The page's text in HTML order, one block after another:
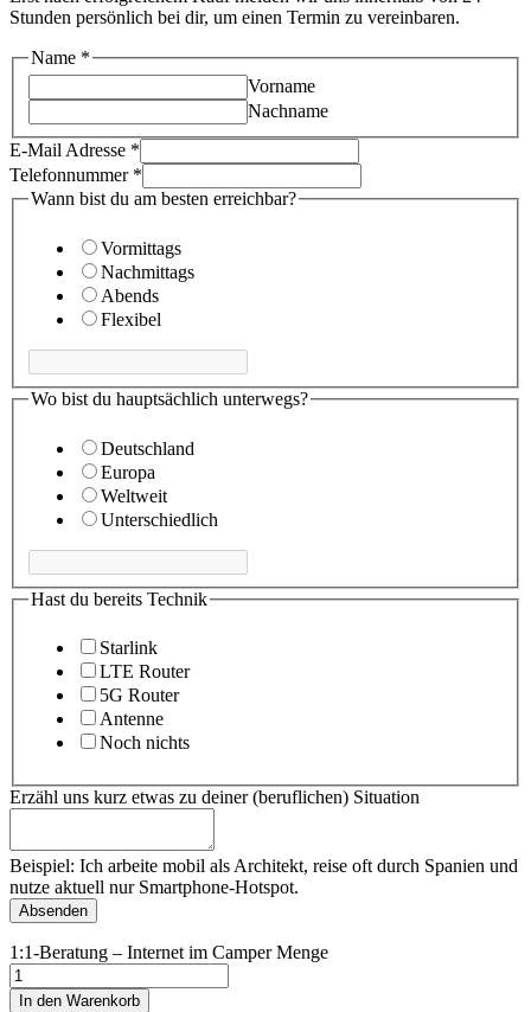
Stunden persönlich bei dir, um einen Termin zu vereinbaren.
Name *
Vorname
Nachname
E-Mail Adresse *
Telefonnummer *
amWann bist du am besten erreichbar?
Vormittags
Nachmittags
Abends
Flexibel
Wo bist du hauptsächlich unterwegs?
Deutschland
Europa
Weltweit
Unterschiedlich
Hast du bereits Technik
Starlink
LTE Router
5G Router
Antenne
Noch nichts
Erzähl uns kurz etwas zu deiner (beruflichen) Situation
Beispiel: Ich arbeite mobil als Architekt, reise oft durch Spanien und
nutze aktuell nur Smartphone-Hotspot.
Absenden
1:1-Beratung – Internet im Camper Menge
In den Warenkorb